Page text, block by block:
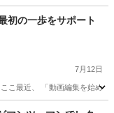
初の一歩をサポート
7月12日
こ最近、 「動画編集を始め